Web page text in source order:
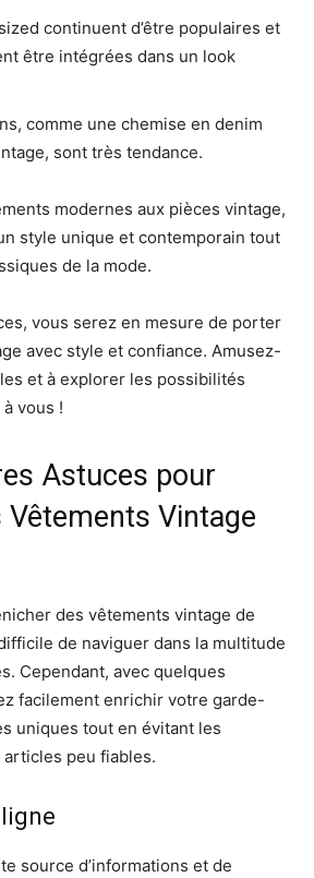
continuent d’être populaires et
être intégrées dans un look
comme une chemise en denim
sont très tendance.
modernes aux pièces vintage,
style unique et contemporain tout
de la mode.
vous serez en mesure de porter
avec style et confiance. Amusez-
et à explorer les possibilités
vous !
Astuces pour
Vêtements Vintage
des vêtements vintage de
de naviguer dans la multitude
Cependant, avec quelques
facilement enrichir votre garde-
uniques tout en évitant les
peu fiables.
source d’informations et de